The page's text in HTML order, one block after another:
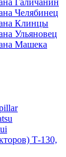
Галичанин
Челябинец
Клинцы
Ульяновец
Машека
Т-130,